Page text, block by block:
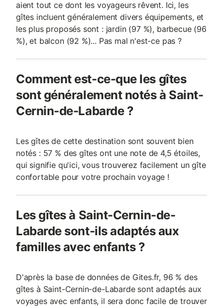
aient tout ce dont les voyageurs rêvent. Ici, les
gîtes incluent généralement divers équipements, et
les plus proposés sont : jardin (97 %), barbecue (96
%), et balcon (92 %)... Pas mal n'est-ce pas ?
Comment est-ce-que les gîtes
sont généralement notés à Saint-
Cernin-de-Labarde ?
Les gîtes de cette destination sont souvent bien
notés : 57 % des gîtes ont une note de 4,5 étoiles,
qui signifie qu'ici, vous trouverez facilement un gîte
confortable pour votre prochain voyage !
Les gîtes à Saint-Cernin-de-
Labarde sont-ils adaptés aux
familles avec enfants ?
D'après la base de données de Gites.fr, 96 % des
gîtes à Saint-Cernin-de-Labarde sont adaptés aux
voyages avec enfants, il sera donc facile de trouver